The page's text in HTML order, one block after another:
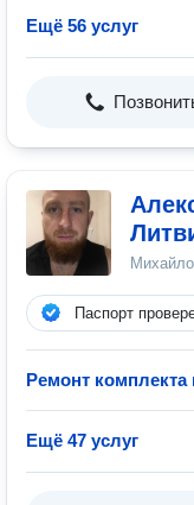
Ещё 56 услуг
Паспорт
Ремонт комплекта
Ещё 47 услуг